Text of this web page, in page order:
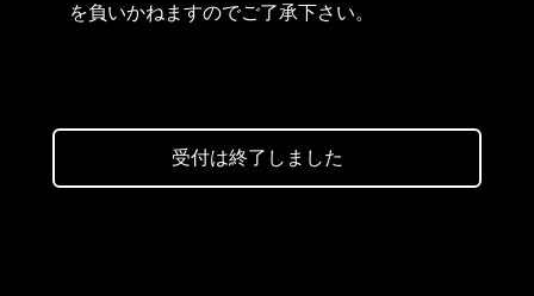
を負いかねますのでご了承下さい。
受付は終了しました